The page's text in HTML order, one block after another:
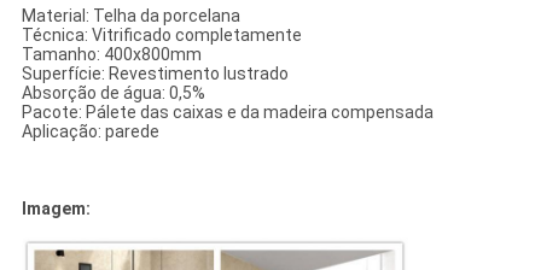
Material: Telha da porcelana
Técnica: Vitrificado completamente
Tamanho: 400x800mm
Superfície: Revestimento lustrado
Absorção de água: 0,5%
Pacote: Pálete das caixas e da madeira compensada
Aplicação: parede
Imagem: